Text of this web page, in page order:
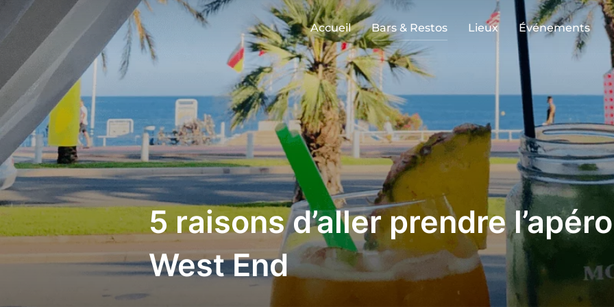
contenu
Accueil Bars & Restos Lieux Événements
5 raisons d’aller prendre
West End